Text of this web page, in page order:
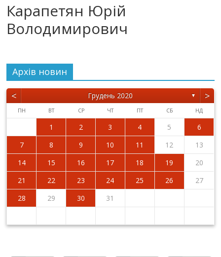
Карапетян Юрій
Володимирович
Архiв новин
< Грудень 2020 ▼ >
ПН ВТ СР ЧТ ПТ СБ НД
1 2 3 4 5
6
7
8 9 10 11 12
13
14
15 16 17 18 19
20
21
22 23 24 25 26
27
28
29 30 31